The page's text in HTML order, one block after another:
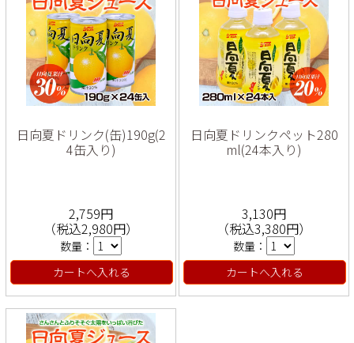
日向夏ドリンク(缶)190g(2
4缶入り)
2,759円
（税込2,980円）
数量：
カートへ入れる
日向夏ドリンクペット280
ml(24本入り)
3,130円
（税込3,380円）
数量：
カートへ入れる